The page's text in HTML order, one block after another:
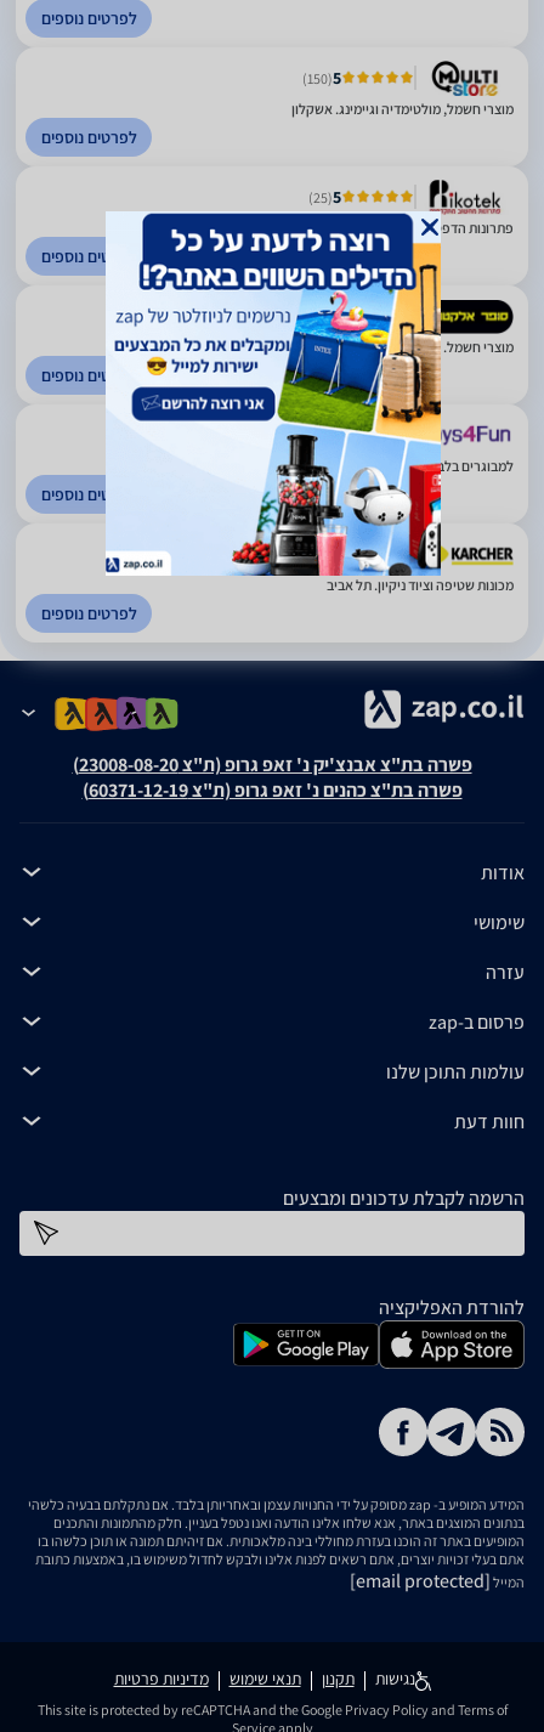
לפרטים נוספים
5
(150)
מוצרי חשמל, מולטימדיה וגיימינג. אשקלון
לפרטים נוספים
5
(25)
פתרונות הדפסה, מחשוב ותקשורת. אשקלון
לפרטים נוספים
4.54
(549)
מוצרי חשמל. פריסה ארצית
לפרטים נוספים
(1)
למבוגרים בלבד. אשדוד
לפרטים נוספים
(6)
מכונות שטיפה וציוד ניקיון. תל אביב
לפרטים נוספים
פשרה בת"צ אבנצ'יק נ' זאפ גרופ (ת"צ 23008-08-20)
פשרה בת"צ כהנים נ' זאפ גרופ (ת"צ 60371-12-19)
אודות
שימושי
עזרה
פרסום ב-zap
עולמות התוכן שלנו
חוות דעת
הרשמה לקבלת עדכונים ומבצעים
להורדת האפליקציה
המידע המופיע ב- zap מסופק על ידי החנויות עצמן ובאחריותן בלבד. אם נתקלתם בבעיה כלשהי
בנתונים המוצגים באתר, אנא שלחו אלינו הודעה ואנו נטפל בעניין. חלק מהתמונות והתכנים
המופיעים באתר זה הוכנו בעזרת מחוללי בינה מלאכותית. אם זיהיתם תמונה או תוכן כלשהו בו
אתם בעלי זכויות יוצרים, אתם רשאים לפנות אלינו ולבקש לחדול משימוש בו, באמצעות כתובת
המייל [email protected]
נגישות תקנון תנאי שימוש מדיניות פרטיות
This site is protected by reCAPTCHA and the Google Privacy Policyand Terms of
Serviceapply